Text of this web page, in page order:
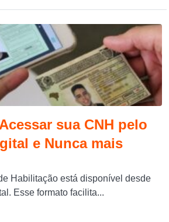
sua CNH pelo
e Nunca mais
Habilitação está disponível desde
Esse formato facilita...